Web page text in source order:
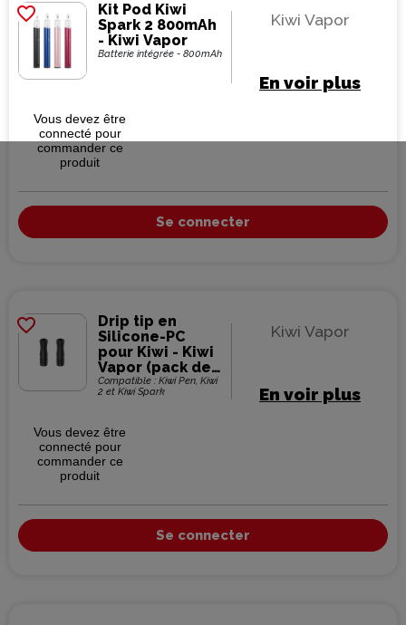
favorite_border
Kit Pod Kiwi
Spark 2 800mAh
- Kiwi Vapor
Batterie intégrée - 800mAh
Kiwi Vapor
En voir plus
Vous devez être
connecté pour
commander ce
produit
Se connecter
favorite_border
Drip tip en
Silicone-PC
pour Kiwi - Kiwi
Vapor (pack de
2)
Compatible : Kiwi Pen, Kiwi
2 et Kiwi Spark
Kiwi Vapor
En voir plus
Vous devez être
connecté pour
commander ce
produit
Se connecter